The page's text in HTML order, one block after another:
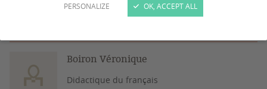
PERSONALIZE OK, ACCEPT ALL
Didactique des mathématiques
Boiron Véronique
Didactique du français